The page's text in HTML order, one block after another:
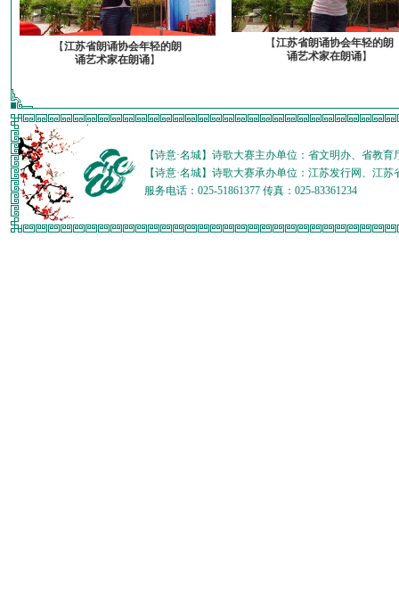
【江苏省朗诵协会年轻的朗
诵艺术家在朗诵】
【江苏省朗诵协会年轻的朗
诵艺术家在朗诵】
【诗意·名城】诗歌大赛主办单位：省文明办、省教
【诗意·名城】诗歌大赛承办单位：江苏发行网、江
服务电话：025-51861377 传真：025-83361234